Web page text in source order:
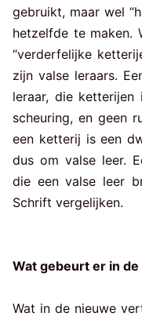
gebruikt, maar wel
hetzelfde te maken.
“verderfelijke
zijn valse leraars.
leraar, die
scheuring, en geen
een ketterij is een
dus om valse leer.
die een valse leer
Schrift vergelijken.
Wat gebeurt er in
Wat in de nieuwe